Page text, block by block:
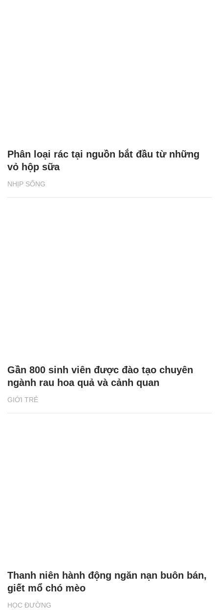
NHỊP SỐNG
Phân loại rác tại nguồn bắt đầu từ những
vỏ hộp sữa
GIỚI TRẺ
Gần 800 sinh viên được đào tạo chuyên
ngành rau hoa quả và cảnh quan
HỌC ĐƯỜNG
Thanh niên hành động ngăn nạn buôn bán,
giết mổ chó mèo